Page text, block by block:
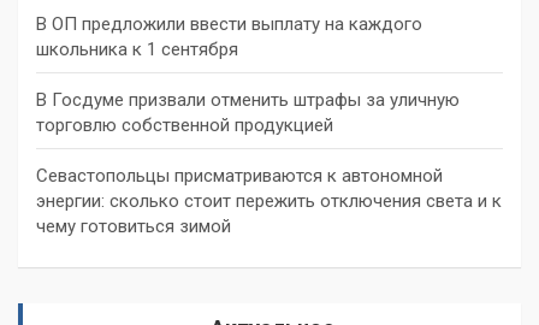
В ОП предложили ввести выплату на каждого
школьника к 1 сентября
В Госдуме призвали отменить штрафы за уличную
торговлю собственной продукцией
Севастопольцы присматриваются к автономной
энергии: сколько стоит пережить отключения света и к
чему готовиться зимой